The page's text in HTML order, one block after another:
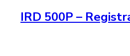
IRD 500P –